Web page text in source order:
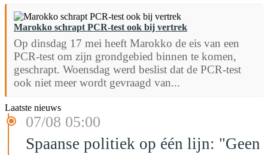
Marokko schrapt PCR-test ook bij vertrek
Op dinsdag 17 mei heeft Marokko de eis van een
PCR-test om zijn grondgebied binnen te komen,
geschrapt. Woensdag werd beslist dat de PCR-test
ook niet meer wordt gevraagd van...
Laatste nieuws
07/08 05:00
Spaanse politiek op één lijn: "Geen